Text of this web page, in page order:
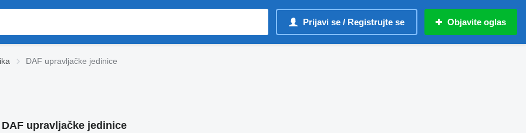
Prijavi se / Registrujte se Objavite oglas
DAF upravljačke jedinice
DAF upravljačke jedinice